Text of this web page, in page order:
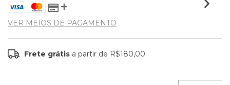
VER MEIOS DE PAGAMENTO
Frete grátis a partir de R$180,00